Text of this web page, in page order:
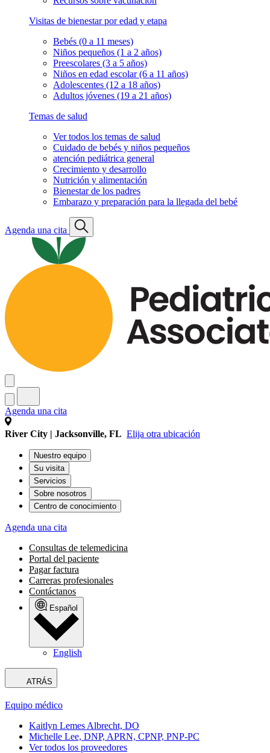
Visitas de bienestar por edad y etapa
Bebés (0 a 11 meses)
Niños pequeños (1 a 2 años)
Preescolares (3 a 5 años)
Niños en edad escolar (6 a 11 años)
Adolescentes (12 a 18 años)
Adultos jóvenes (19 a 21 años)
Temas de salud
Ver todos los temas de salud
Cuidado de bebés y niños pequeños
atención pediátrica general
Crecimiento y desarrollo
Nutrición y alimentación
Bienestar de los padres
Embarazo y preparación para la llegada del bebé
Agenda una cita
Agenda una cita
River City | Jacksonville, FL Elija otra ubicación
Nuestro equipo
Su visita
Servicios
Sobre nosotros
Centro de conocimiento
Agenda una cita
Consultas de telemedicina
Portal del paciente
Pagar factura
Carreras profesionales
Contáctanos
Español
English
ATRÁS
Equipo médico
Kaitlyn Lemes Albrecht, DO
Michelle Lee, DNP, APRN, CPNP, PNP-PC
Ver todos los proveedores